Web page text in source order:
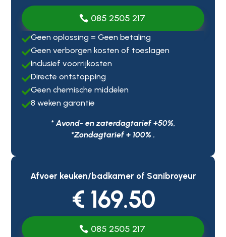
085 2505 217
Geen oplossing = Geen betaling
Geen verborgen kosten of toeslagen
Inclusief voorrijkosten
Directe ontstopping
Geen chemische middelen
8 weken garantie
* Avond- en zaterdagtarief +50%,
*Zondagtarief + 100% .
Afvoer keuken/badkamer of Sanibroyeur
€ 169.50
085 2505 217